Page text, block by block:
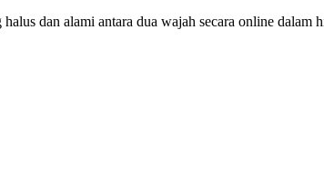
dan alami antara dua wajah secara online dalam